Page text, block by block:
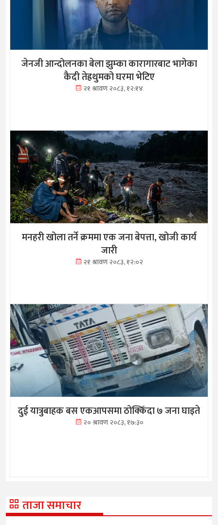
जेनजी आन्दोलनका बेला झुम्का कारागारबाट भागेका
कैदी तेह्रथुमको घरमा भेटिए
२१ श्रावण २०८३, १२:१४
मनहरी खोला तर्ने क्रममा एक जना बेपत्ता, खोजी कार्य
जारी
२१ श्रावण २०८३, १२:०२
दुई यात्रुबाहक बस एकआपसमा ठोक्किँदा ७ जना घाइते
२० श्रावण २०८३, १७:३०
ताजा समाचार